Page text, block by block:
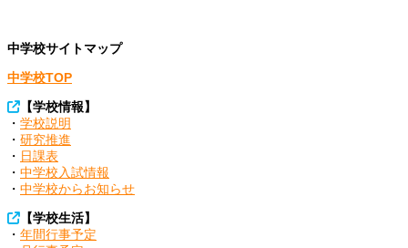
中学校サイトマップ
中学校TOP
【学校情報】
・ 学校説明
・ 研究推進
・ 日課表
・ 中学校入試情報
・ 中学校からお知らせ
【学校生活】
・ 年間行事予定